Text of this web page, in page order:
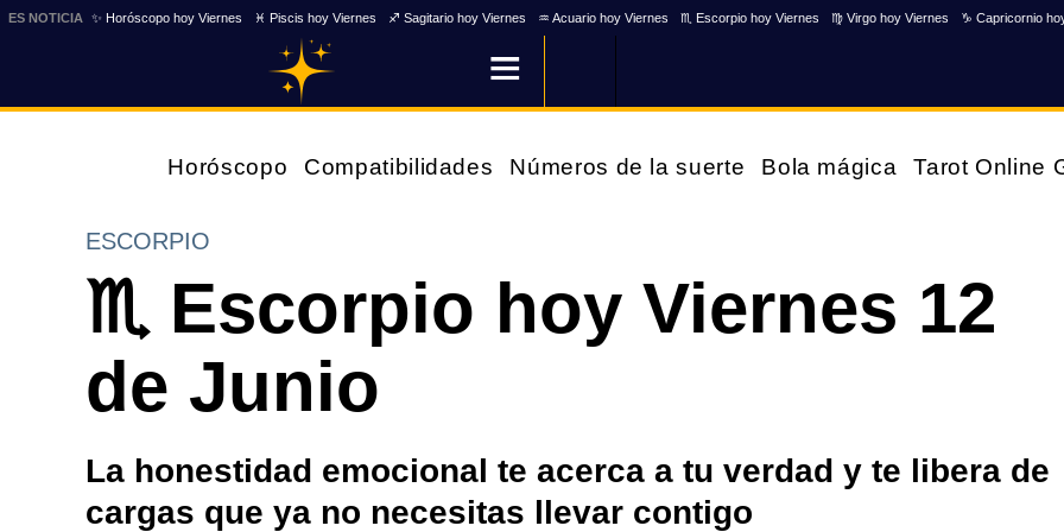
ES NOTICIA ✨ Horóscopo hoy Viernes ♓ Piscis hoy Viernes ♐ Sagitario hoy Viernes ♒ Acuario hoy Viernes ♏ Escorpio hoy Viernes ♍ Virgo hoy Viernes ♑ Capricornio
Horóscopo Compatibilidades Números de la suerte Bola mágica Tarot Online
ESCORPIO
♏ Escorpio hoy Viernes 12
de Junio
La honestidad emocional te acerca a tu verdad y te libera de
cargas que ya no necesitas llevar contigo